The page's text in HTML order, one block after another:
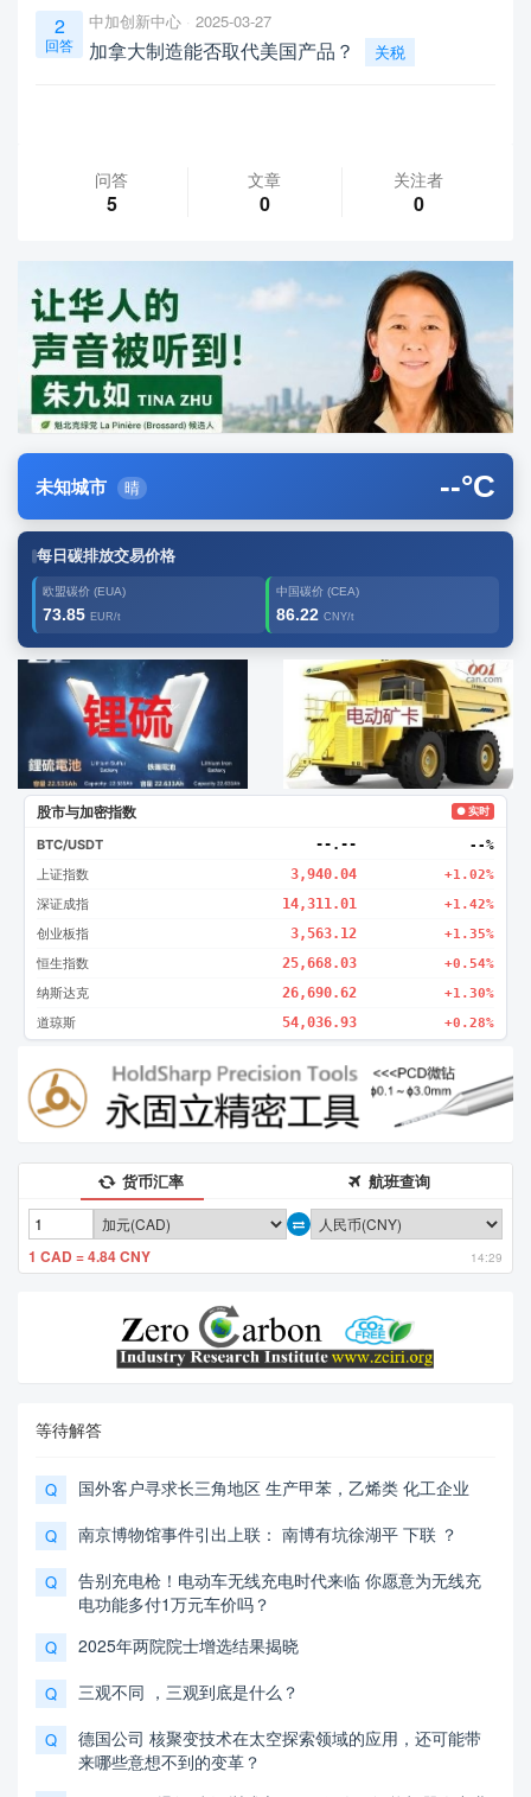
2
回答
中加创新中心 2025-03-27
加拿大制造能否取代美国产品？ 关税
问答
5
文章
0
关注者
0
未知城市 晴 --°C
每日碳排放交易价格
欧盟碳价 (EUA)
73.85 EUR/t
中国碳价 (CEA)
86.22 CNY/t
广告2 创新
股市与加密指数 ● 实时
BTC/USDT --.-- --%
上证指数 3,940.04 +1.02%
深证成指 14,311.01 +1.42%
创业板指 3,563.12 +1.35%
恒生指数 25,668.03 +0.54%
纳斯达克 26,690.62 +1.30%
道琼斯 54,036.93 +0.28%
货币汇率 航班查询
1 CAD = 4.84 CNY 14:29
等待解答
Q 国外客户寻求长三角地区 生产甲苯，乙烯类 化工企业
Q 南京博物馆事件引出上联： 南博有坑徐湖平 下联 ？
Q
告别充电枪！电动车无线充电时代来临 你愿意为无线充
电功能多付1万元车价吗？
Q 2025年两院院士增选结果揭晓
Q 三观不同 ，三观到底是什么？
Q
德国公司 核聚变技术在太空探索领域的应用，还可能带
来哪些意想不到的变革？